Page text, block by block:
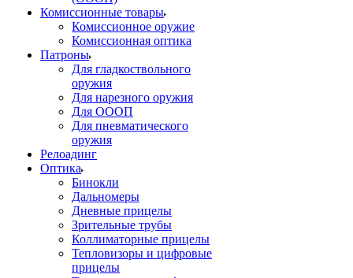
Комиссионные товары
Комиссионное оружие
Комиссионная оптика
Патроны
Для гладкоствольного
оружия
Для нарезного оружия
Для ОООП
Для пневматического
оружия
Релоадинг
Оптика
Бинокли
Дальномеры
Дневные прицелы
Зрительные трубы
Коллиматорные прицелы
Тепловизоры и цифровые
прицелы